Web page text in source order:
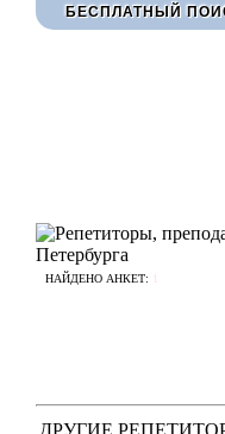
БЕСПЛАТНЫЙ
НАЙДЕНО АНКЕТ: 1